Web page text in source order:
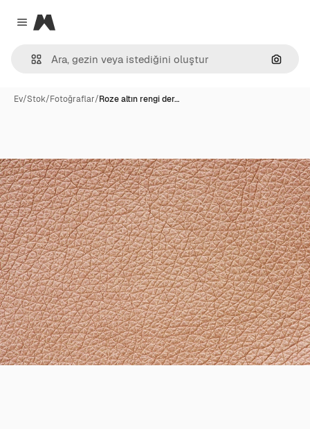
Close menu
Magnific
Ev/Stok/Fotoğraflar/Roze altın rengi der…